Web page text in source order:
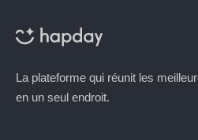
La plateforme qui réunit les
en un seul endroit.